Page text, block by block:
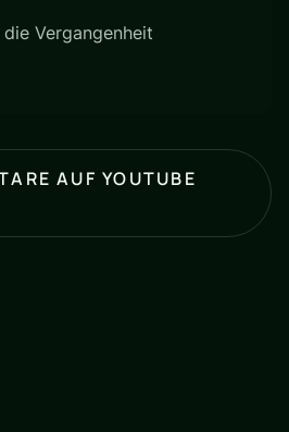
Vergangenheit
AUF YOUTUBE